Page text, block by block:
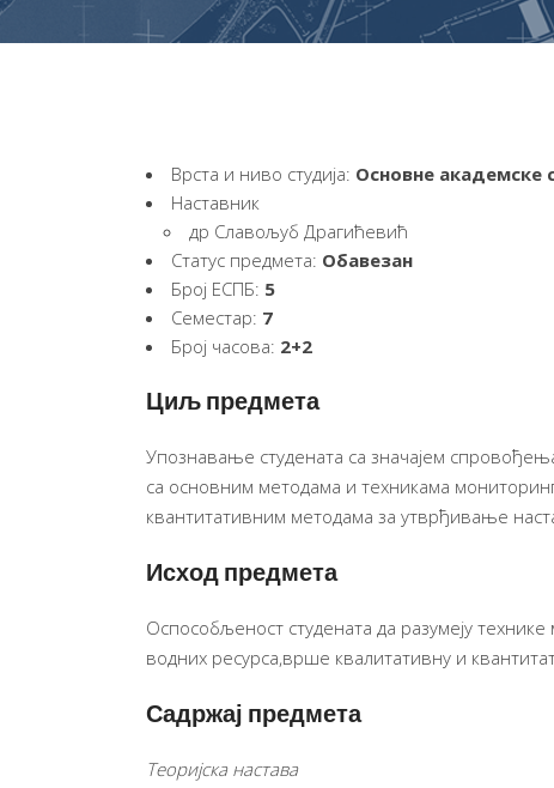
Врста и ниво студија: Основне академске
Наставник
др Славољуб Драгићевић
Статус предмета: Обавезан
Број ЕСПБ: 5
Семестар: 7
Број часова: 2+2
Циљ предмета
Упознавање студената са значајем
са основним методама и техникама
квантитативним методама за утврђивање
Исход предмета
Оспособљеност студената да разумеју
водних ресурса,врше квалитативну и
Садржај предмета
Теоријска настава